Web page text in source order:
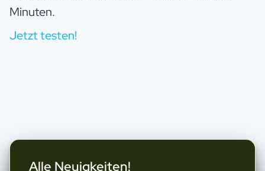
Minuten.
Jetzt testen!
Alle Neuigkeiten!